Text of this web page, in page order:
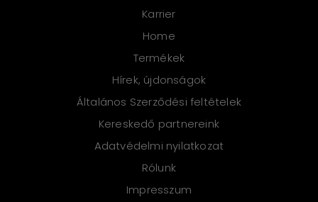
Karrier
Home
Termékek
Hírek, újdonságok
Általános Szerződési feltételek
Kereskedő partnereink
Adatvédelmi nyilatkozat
Rólunk
Impresszum